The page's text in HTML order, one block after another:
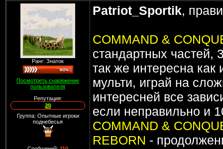
Ранг: Знаток
Посмотреть снаряжение
пользователя
Репутация:
20
Группа: Опытные игроки
поднебесья
Patriot_Sportik,
COMMAND &
стандартных
так же интересна как
мульти, играй на
интересней все
если неправильно и
COMMAND &
REBORN -